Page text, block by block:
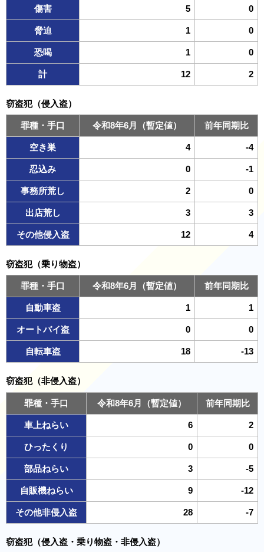
傷害 5 0
脅迫 1 0
恐喝 1 0
計 12 2
窃盗犯（侵入盗）
罪種・手口 令和8年6月（暫定値） 前年同期比
空き巣 4 -4
忍込み 0 -1
事務所荒し 2 0
出店荒し 3 3
その他侵入盗 12 4
窃盗犯（乗り物盗）
罪種・手口 令和8年6月（暫定値） 前年同期比
自動車盗 1 1
オートバイ盗 0 0
自転車盗 18 -13
窃盗犯（非侵入盗）
罪種・手口 令和8年6月（暫定値） 前年同期比
車上ねらい 6 2
ひったくり 0 0
部品ねらい 3 -5
自販機ねらい 9 -12
その他非侵入盗 28 -7
窃盗犯（侵入盗・乗り物盗・非侵入盗）